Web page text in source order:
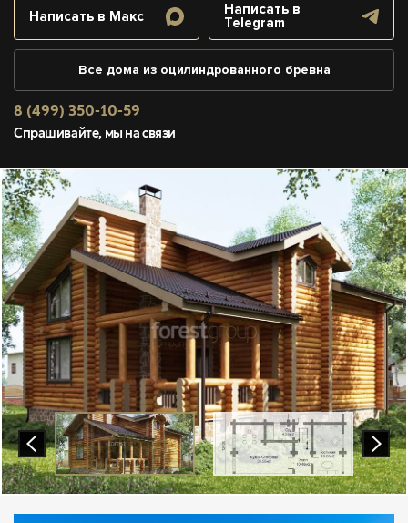
Написать в Макс
Написать в
Telegram
Все дома из оцилиндрованного бревна
8 (499) 350-10-59
Спрашивайте, мы на связи